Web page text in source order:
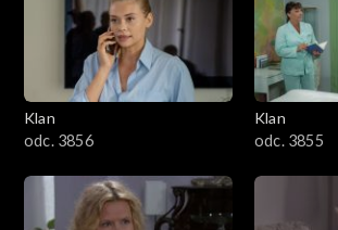
Klan
odc. 3856
Klan
odc. 3855